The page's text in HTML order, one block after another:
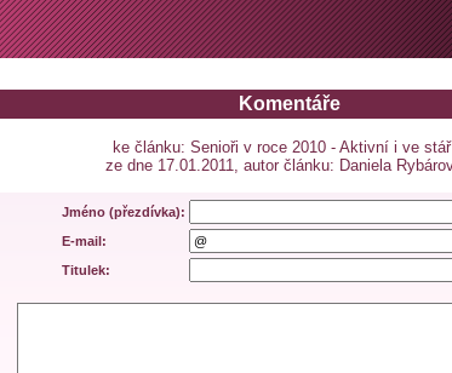
Komentáře
ke článku: Senioři v roce 2010 - Aktivní i ve
ze dne 17.01.2011, autor článku: Daniela
Jméno (přezdívka):
E-mail:
Titulek: